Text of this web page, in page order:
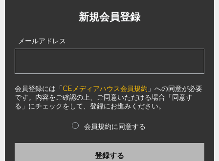
新規会員登録
メールアドレス
会員登録には「CEメディアハウス会員規約 」への同意が必要
です。内容をご確認の上、ご同意いただける場合「同意す
る」にチェックをして、登録にお進みください。
会員規約に同意する
登録する